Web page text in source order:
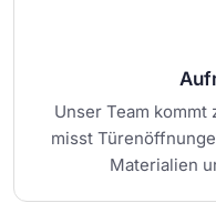
Unser Team kommt
misst
Materialien